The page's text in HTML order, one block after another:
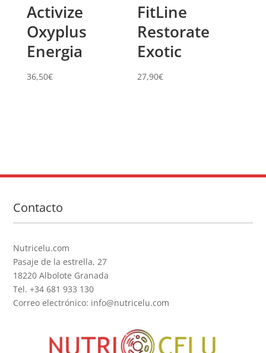
Activize
Oxyplus
Energia
36,50€
FitLine
Restorate
Exotic
27,90€
Contacto
Nutricelu.com
Pasaje de la estrella, 27
18220 Albolote Granada
Tel. +34 681 933 130
Correo electrónico: info@nutricelu.com